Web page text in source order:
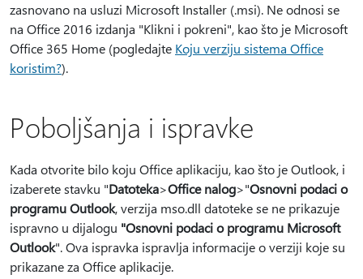
zasnovano na usluzi Microsoft Installer (.msi). Ne odnosi se
na Office 2016 izdanja "Klikni i pokreni", kao što je Microsoft
Office 365 Home (pogledajte Koju verziju sistema Office
koristim?).
Poboljšanja i ispravke
Kada otvorite bilo koju Office aplikaciju, kao što je Outlook, i
izaberete stavku "Datoteka>Office nalog>"Osnovni podaci o
programu Outlook, verzija mso.dll datoteke se ne prikazuje
ispravno u dijalogu "Osnovni podaci o programu Microsoft
Outlook". Ova ispravka ispravlja informacije o verziji koje su
prikazane za Office aplikacije.